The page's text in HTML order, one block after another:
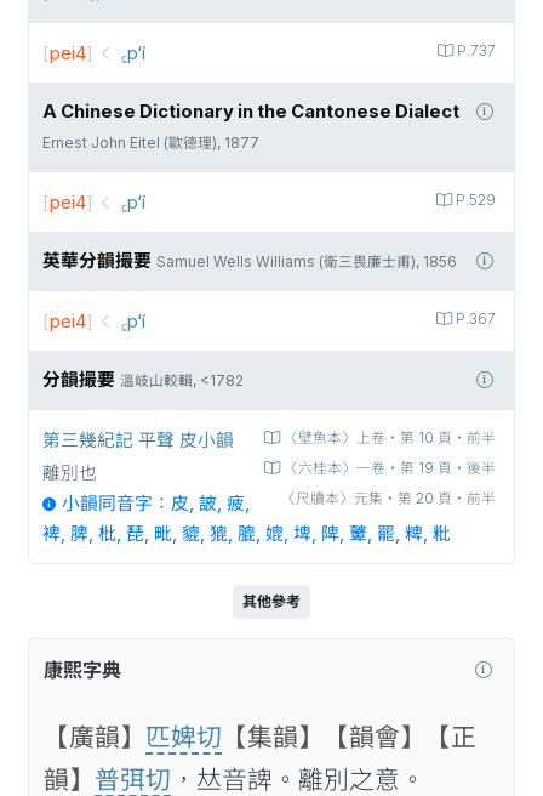
P.737
[pei4] ꜁p‘í
A Chinese Dictionary in the Cantonese Dialect
Ernest John Eitel (歐德理), 1877
P.529
[pei4] ꜁p‘í
英華分韻撮要 Samuel Wells Williams (衛三畏廉士甫), 1856
P.367
[pei4] ꜁p‘í
分韻撮要 溫岐山較輯, <1782
〈壁魚本〉上卷‧第 10 頁‧前半
〈六桂本〉一卷‧第 19 頁‧後半
〈尺牘本〉元集‧第 20 頁‧前半
第三幾紀記 平聲 皮小韻
離別也
小韻同音字：皮, 詖, 疲,
裨, 脾, 枇, 琵, 毗, 貔, 𤠞, 膍, 媲, 埤, 陴, 𥀷, 罷, 粺, 粃
其他參考
康熙字典
【廣韻】 匹婢切 【集韻】 【韻會】
【正
韻】 普弭切 ，𠀤音諀。離別之意。